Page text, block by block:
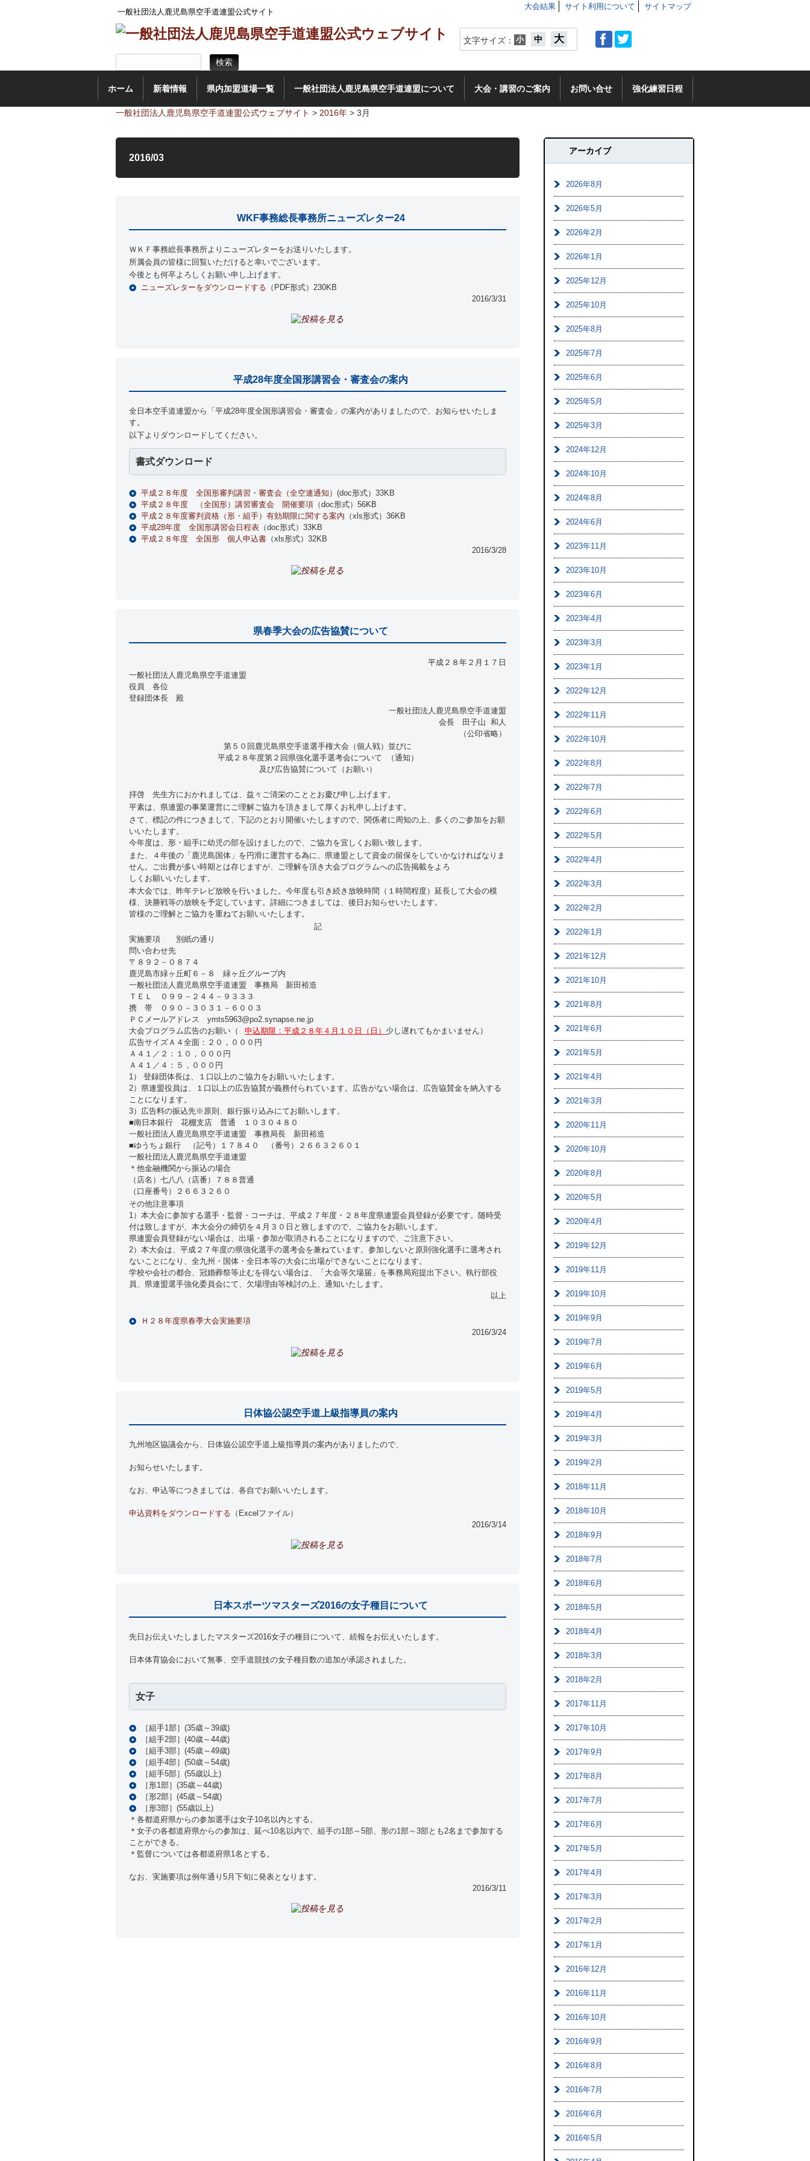
一般社団法人鹿児島県空手道連盟公式サイト
大会結果 サイト利用について サイトマップ
文字サイズ： 小 中 大
ホーム 新着情報 県内加盟道場一覧 一般社団法人鹿児島県空手道連盟について 大会・講習のご案内 お問い合せ 強化練習日程
一般社団法人鹿児島県空手道連盟公式ウェブサイト > 2016年 > 3月
2016/03
WKF事務総長事務所ニューズレター24
ＷＫＦ事務総長事務所よりニューズレターをお送りいたします。
所属会員の皆様に回覧いただけると幸いでございます。
今後とも何卒よろしくお願い申し上げます。
ニューズレターをダウンロードする （PDF形式）230KB
2016/3/31
平成28年度全国形講習会・審査会の案内
全日本空手道連盟から「平成28年度全国形講習会・審査会」の案内がありましたので、お知らせいたしま
す。
以下よりダウンロードしてください。
書式ダウンロード
平成２８年度 全国形審判講習・審査会（全空連通知） (doc形式）33KB
平成２８年度 （全国形）講習審査会 開催要項 （doc形式）56KB
平成２８年度審判資格（形・組手）有効期限に関する案内 （xls形式）36KB
平成28年度 全国形講習会日程表 （doc形式）33KB
平成２８年度 全国形 個人申込書 （xls形式）32KB
2016/3/28
県春季大会の広告協賛について
平成２８年２月１７日
一般社団法人鹿児島県空手道連盟
役員 各位
登録団体長 殿
一般社団法人鹿児島県空手道連盟
会長 田子山 和人
（公印省略）
第５０回鹿児島県空手道選手権大会（個人戦）並びに
平成２８年度第２回県強化選手選考会について （通知）
及び広告協賛について（お願い）
拝啓 先生方におかれましては、益々ご清栄のこととお慶び申し上げます。
平素は、県連盟の事業運営にご理解ご協力を頂きまして厚くお礼申し上げます。
さて、標記の件につきまして、下記のとおり開催いたしますので、関係者に周知の上、多くのご参加をお願
いいたします。
今年度は、形・組手に幼児の部を設けましたので、ご協力を宜しくお願い致します。
また、４年後の「鹿児島国体」を円滑に運営する為に、県連盟として資金の留保をしていかなければなりま
せん。ご出費が多い時期とは存じますが、ご理解を頂き大会プログラムへの広告掲載をよろ
しくお願いいたします。
本大会では、昨年テレビ放映を行いました。今年度も引き続き放映時間（１時間程度）延長して大会の模
様、決勝戦等の放映を予定しています。詳細につきましては、後日お知らせいたします。
皆様のご理解とご協力を重ねてお願いいたします。
記
実施要項 別紙の通り
問い合わせ先
〒８９２－０８７４
鹿児島市緑ヶ丘町６－８ 緑ヶ丘グループ内
一般社団法人鹿児島県空手道連盟 事務局 新田裕造
ＴＥＬ ０９９－２４４－９３３３
携 帯 ０９０－３０３１－６００３
ＰＣメールアドレス ymts5963@po2.synapse.ne.jp
大会プログラム広告のお願い（
申込期限：平成２８年４月１０日（日） 少し遅れてもかまいません）
広告サイズＡ４全面：２０，０００円
Ａ４１／２：１０，０００円
Ａ４１／４：５，０００円
1） 登録団体長は、１口以上のご協力をお願いいたします。
2）県連盟役員は、１口以上の広告協賛が義務付られています。広告がない場合は、広告協賛金を納入する
ことになります。
3）広告料の振込先※原則、銀行振り込みにてお願いします。
■南日本銀行 花棚支店 普通 １０３０４８０
一般社団法人鹿児島県空手道連盟 事務局長 新田裕造
■ゆうちょ銀行 （記号）１７８４０ （番号）２６６３２６０１
一般社団法人鹿児島県空手道連盟
＊他金融機関から振込の場合
（店名）七八八（店番）７８８普通
（口座番号）２６６３２６０
その他注意事項
1）本大会に参加する選手・監督・コーチは、平成２７年度・２８年度県連盟会員登録が必要です。随時受
付は致しますが、本大会分の締切を４月３０日と致しますので、ご協力をお願いします。
県連盟会員登録がない場合は、出場・参加が取消されることになりますので、ご注意下さい。
2）本大会は、平成２７年度の県強化選手の選考会を兼ねています。参加しないと原則強化選手に選考され
ないことになり、全九州・国体・全日本等の大会に出場ができないことになります。
学校や会社の都合、冠婚葬祭等止むを得ない場合は、「大会等欠場届」を事務局宛提出下さい。執行部役
員、県連盟選手強化委員会にて、欠場理由等検討の上、通知いたします。
以上
Ｈ２８年度県春季大会実施要項
2016/3/24
日体協公認空手道上級指導員の案内
九州地区協議会から、 日体協公認空手道上級指導員の案内がありましたので、
お知らせいたします。
なお、申込等につきましては、各自でお願いいたします。
申込資料をダウンロードする （Excelファイル）
2016/3/14
日本スポーツマスターズ2016の女子種目について
先日お伝えいたしましたマスターズ2016女子の種目について、続報をお伝えいたします。
日本体育協会において無事、空手道競技の女子種目数の追加が承認されました。
女子
［組手1部］(35歳～39歳)
［組手2部］(40歳～44歳)
［組手3部］(45歳～49歳)
［組手4部］(50歳～54歳)
［組手5部］(55歳以上)
［形1部］(35歳～44歳)
［形2部］(45歳～54歳)
［形3部］(55歳以上)
＊各都道府県からの参加選手は女子10名以内とする。
＊女子の各都道府県からの参加は、延べ10名以内で、 組手の1部～5部、形の1部～ 3部とも2名まで参加する
ことができる。
＊監督については各都道府県1名とする。
なお、実施要項は例年通り5月下旬に発表となります。
2016/3/11
アーカイブ
2026年8月
2026年5月
2026年2月
2026年1月
2025年12月
2025年10月
2025年8月
2025年7月
2025年6月
2025年5月
2025年3月
2024年12月
2024年10月
2024年8月
2024年6月
2023年11月
2023年10月
2023年6月
2023年4月
2023年3月
2023年1月
2022年12月
2022年11月
2022年10月
2022年8月
2022年7月
2022年6月
2022年5月
2022年4月
2022年3月
2022年2月
2022年1月
2021年12月
2021年10月
2021年8月
2021年6月
2021年5月
2021年4月
2021年3月
2020年11月
2020年10月
2020年8月
2020年5月
2020年4月
2019年12月
2019年11月
2019年10月
2019年9月
2019年7月
2019年6月
2019年5月
2019年4月
2019年3月
2019年2月
2018年11月
2018年10月
2018年9月
2018年7月
2018年6月
2018年5月
2018年4月
2018年3月
2018年2月
2017年11月
2017年10月
2017年9月
2017年8月
2017年7月
2017年6月
2017年5月
2017年4月
2017年3月
2017年2月
2017年1月
2016年12月
2016年11月
2016年10月
2016年9月
2016年8月
2016年7月
2016年6月
2016年5月